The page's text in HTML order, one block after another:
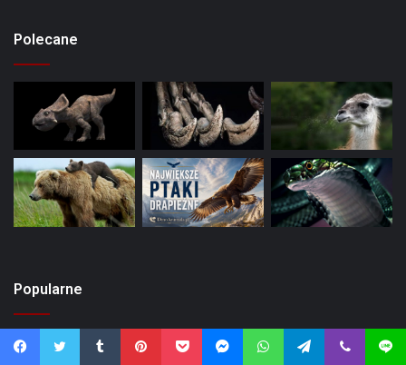
Polecane
Popularne